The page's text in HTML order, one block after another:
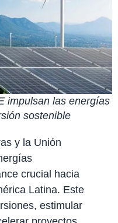
impulsan las energías
sostenible
y la Unión
crucial hacia
Latina. Este
estimular